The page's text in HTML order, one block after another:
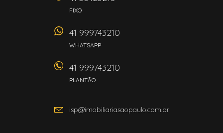
FIXO
41 999743210
WHATSAPP
41 999743210
PLANTÃO
isp@imobiliariasaopaulo.com.br